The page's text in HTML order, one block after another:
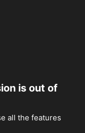
is out of
all the features